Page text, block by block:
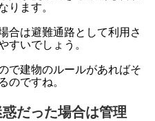
ります。
合は避難通路として利用さ
すいでしょう。
で建物のルールがあればそ
のですね。
だった場合は管理